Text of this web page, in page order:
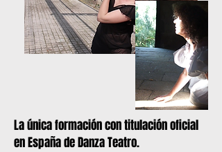
La única formación con titulación oficial
en España de Danza Teatro.